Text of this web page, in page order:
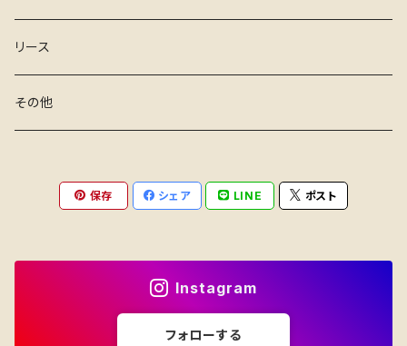
リース
その他
保存 シェア LINE ポスト
Instagram
フォローする